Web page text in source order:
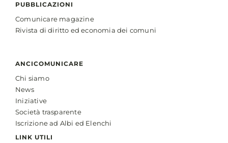
PUBBLICAZIONI
Comunicare magazine
Rivista di diritto ed economia dei comuni
ANCICOMUNICARE
Chi siamo
News
Iniziative
Società trasparente
Iscrizione ad Albi ed Elenchi
LINK UTILI